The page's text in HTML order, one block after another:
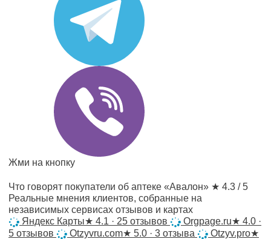
Жми на кнопку
Что говорят покупатели об аптеке «Авалон» ★ 4.3 / 5
Реальные мнения клиентов, собранные на
независимых сервисах отзывов и картах
Яндекс Карты★ 4.1 · 25 отзывов Orgpage.ru★ 4.0 ·
5 отзывов
Otzyvru.com★ 5.0 · 3 отзыва Otzyv.pro★